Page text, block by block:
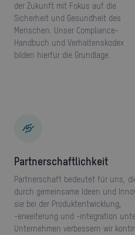
der Zukunft mit Fokus auf die
Sicherheit und Gesundheit des
Menschen. Unser Compliance-
Handbuch und Verhaltenskodex
bilden hierfür die Grundlage.
Partnerschaftlichkeit
Partnerschaft bedeutet für uns,
durch gemeinsame Ideen und
sie bei der Produktentwicklung,
-erweiterung und -integration
Unternehmen verbessern wir